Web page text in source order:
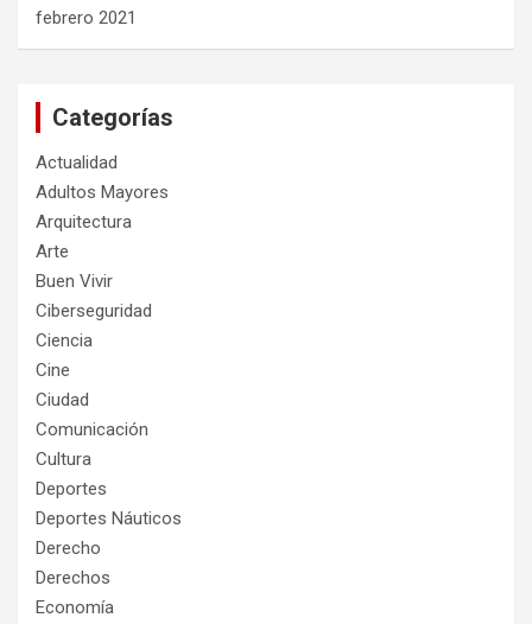
febrero 2021
Categorías
Actualidad
Adultos Mayores
Arquitectura
Arte
Buen Vivir
Ciberseguridad
Ciencia
Cine
Ciudad
Comunicación
Cultura
Deportes
Deportes Náuticos
Derecho
Derechos
Economía